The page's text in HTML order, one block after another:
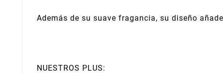
Además de su suave fragancia, su diseño
NUESTROS PLUS: